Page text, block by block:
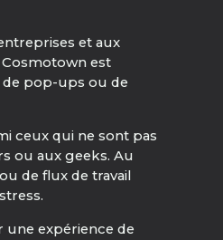
et aux
est
de pop-ups ou de
ceux qui ne sont pas
ou aux geeks. Au
de flux de travail
expérience de